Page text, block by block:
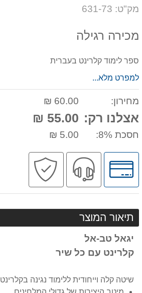
מק"ט: 631-73
מכירה רגילה
ספר לימוד קלרינט בעברית
למפרט מלא...
מחירון: 60.00 ₪
אצלנו רק: 55.00 ₪
חסכת 8%: 5.00 ₪
לחץ
לאפשרויות
תשלומים
שירות
מקצועי
תיאור המוצר
יגאל טב-אל
קלרינט עם כל שיר
שיטה קלה וייחודית ללימוד נגינה בקלרינט